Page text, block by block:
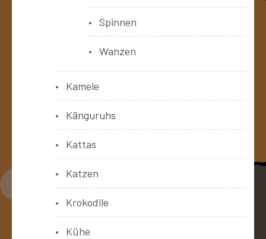
Spinnen
Wanzen
Kamele
Känguruhs
Kattas
Katzen
Krokodile
Kühe